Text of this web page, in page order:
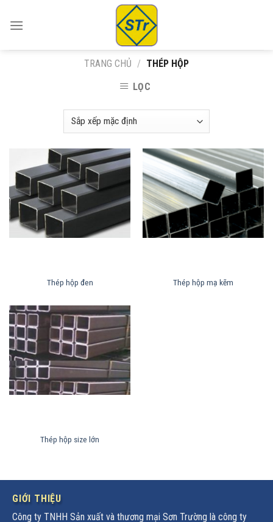
TRANG CHỦ / THÉP HỘP
LỌC
Thép hộp đen Thép hộp mạ kẽm
Thép hộp size lớn
GIỚI THIỆU
Công ty TNHH Sản xuất và thương mại Sơn Trường là công ty